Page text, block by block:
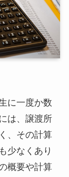
に一度か数
は、譲渡所
、その計算
少なくあり
概要や計算